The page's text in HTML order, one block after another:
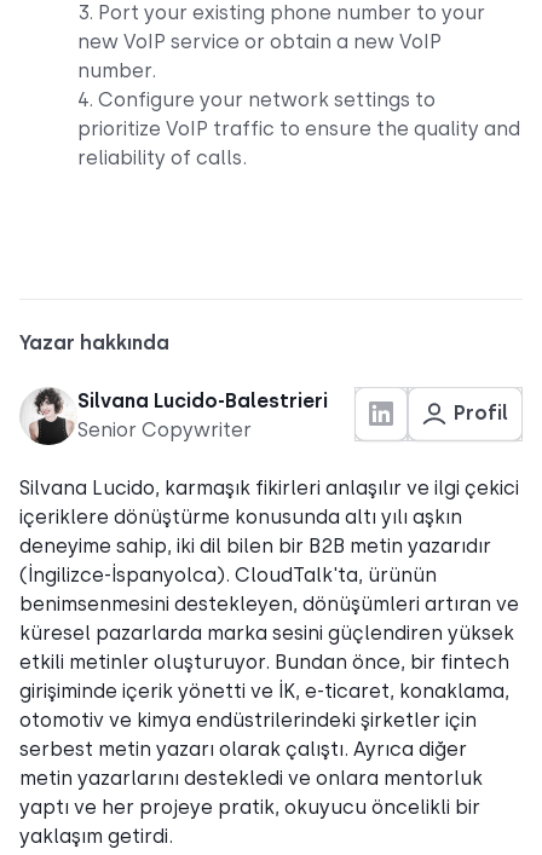
3. Port your existing phone number to your
new VoIP service or obtain a new VoIP
number.
4. Configure your network settings to
prioritize VoIP traffic to ensure the quality and
reliability of calls.
Yazar hakkında
Silvana Lucido-Balestrieri
Senior Copywriter
Profil
Silvana Lucido, karmaşık fikirleri anlaşılır ve ilgi çekici
içeriklere dönüştürme konusunda altı yılı aşkın
deneyime sahip, iki dil bilen bir B2B metin yazarıdır
(İngilizce-İspanyolca). CloudTalk'ta, ürünün
benimsenmesini destekleyen, dönüşümleri artıran ve
küresel pazarlarda marka sesini güçlendiren yüksek
etkili metinler oluşturuyor. Bundan önce, bir fintech
girişiminde içerik yönetti ve İK, e-ticaret, konaklama,
otomotiv ve kimya endüstrilerindeki şirketler için
serbest metin yazarı olarak çalıştı. Ayrıca diğer
metin yazarlarını destekledi ve onlara mentorluk
yaptı ve her projeye pratik, okuyucu öncelikli bir
yaklaşım getirdi.